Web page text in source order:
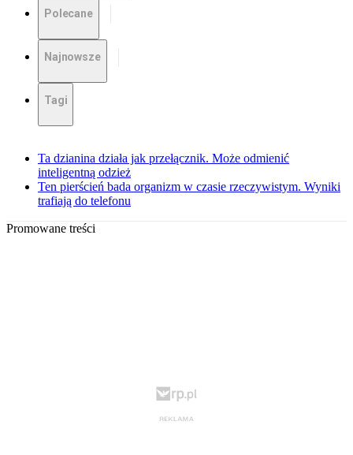
Polecane
Najnowsze
Tagi
Ta dzianina działa jak przełącznik. Może odmienić
inteligentną odzież
Ten pierścień bada organizm w czasie rzeczywistym. Wyniki
trafiają do telefonu
Promowane treści